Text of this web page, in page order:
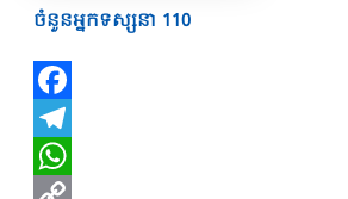
ចំនួនអ្នកទស្សនា 110
Facebook
Telegram